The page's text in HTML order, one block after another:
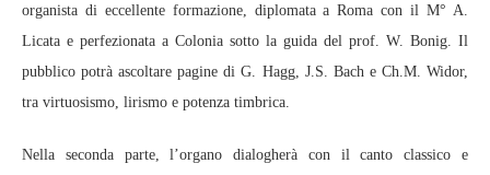
organista di eccellente formazione, diplomata a Roma con il M° A.
Licata e perfezionata a Colonia sotto la guida del prof. W. Bonig. Il
pubblico potrà ascoltare pagine di G. Hagg, J.S. Bach e Ch.M. Widor,
tra virtuosismo, lirismo e potenza timbrica.
Nella seconda parte, l’organo dialogherà con il canto classico e